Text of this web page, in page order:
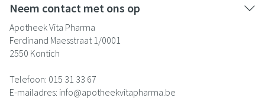
Neem contact met ons op
Apotheek Vita Pharma
Ferdinand Maesstraat 1/0001
2550 Kontich
Telefoon: 015 31 33 67
E-mailadres: info@apotheekvitapharma.be